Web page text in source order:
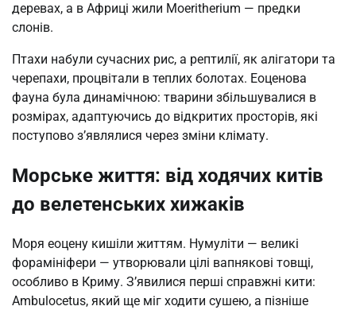
деревах, а в Африці жили Moeritherium — предки
слонів.
Птахи набули сучасних рис, а рептилії, як алігатори та
черепахи, процвітали в теплих болотах. Еоценова
фауна була динамічною: тварини збільшувалися в
розмірах, адаптуючись до відкритих просторів, які
поступово з’являлися через зміни клімату.
Морське життя: від ходячих китів
до велетенських хижаків
Моря еоцену кишіли життям. Нумуліти — великі
форамініфери — утворювали цілі вапнякові товщі,
особливо в Криму. З’явилися перші справжні кити:
Ambulocetus, який ще міг ходити сушею, а пізніше